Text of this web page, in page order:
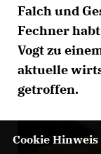
Falch und
Fechner
Vogt zu
aktuelle
getroffen.
Cookie Hinweis